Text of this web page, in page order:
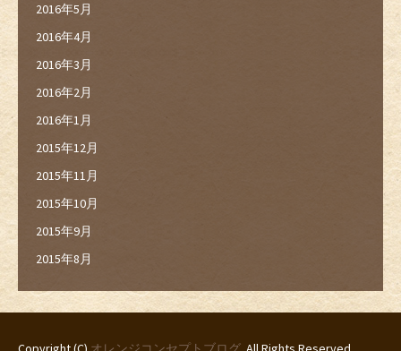
2016年5月
2016年4月
2016年3月
2016年2月
2016年1月
2015年12月
2015年11月
2015年10月
2015年9月
2015年8月